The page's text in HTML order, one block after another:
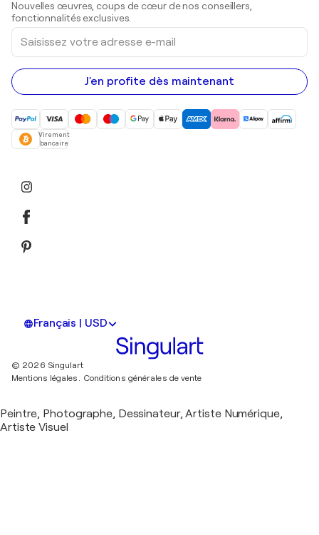
Peintures acryliques
Nouvelles œuvres, coups de cœur de nos conseillers,
fonctionnalités exclusives.
Saisissez
votre
adresse
e-
mail
J'en profite dès maintenant
Virement
bancaire
Français | USD
© 2026 Singulart
Mentions légales. Conditions générales de vente
Peintre, Photographe, Dessinateur, Artiste Numérique,
Artiste Visuel